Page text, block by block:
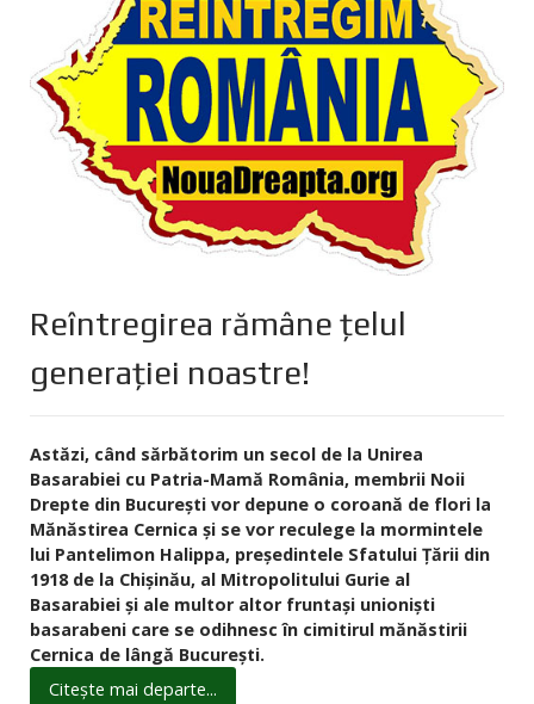
Reîntregirea rămâne țelul
generației noastre!
Astăzi, când sărbătorim un secol de la Unirea
Basarabiei cu Patria-Mamă România, membrii Noii
Drepte din București vor depune o coroană de flori la
Mănăstirea Cernica și se vor reculege la mormintele
lui Pantelimon Halippa, președintele Sfatului Țării din
1918 de la Chișinău, al Mitropolitului Gurie al
Basarabiei și ale multor altor fruntași unioniști
basarabeni care se odihnesc în cimitirul mănăstirii
Cernica de lângă București.
Citește mai departe...